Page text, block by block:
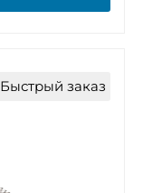
Быстрый заказ